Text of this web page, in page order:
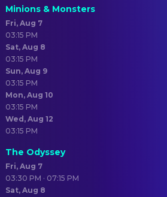
Minions & Monsters
Fri, Aug 7
03:15 PM
Sat, Aug 8
03:15 PM
Sun, Aug 9
03:15 PM
Mon, Aug 10
03:15 PM
Wed, Aug 12
03:15 PM
The Odyssey
Fri, Aug 7
03:30 PM · 07:15 PM
Sat, Aug 8